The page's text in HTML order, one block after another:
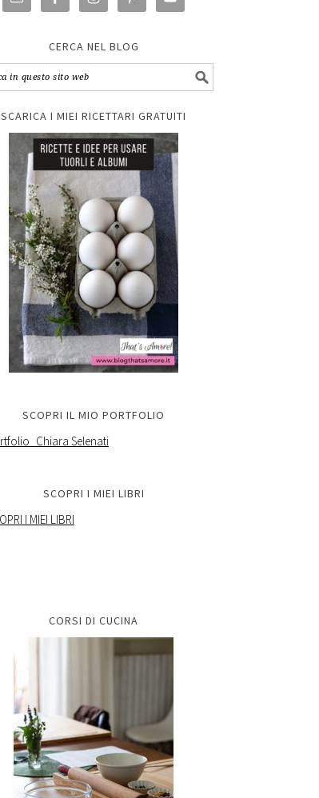
CERCA NEL BLOG
SCARICA I MIEI RICETTARI GRATUITI
SCOPRI IL MIO PORTFOLIO
SCOPRI I MIEI LIBRI
CORSI DI CUCINA